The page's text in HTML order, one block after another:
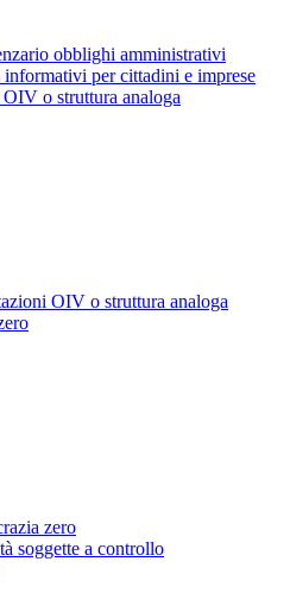
obblighi amministrativi
informativi per cittadini e imprese
o struttura analoga
OIV o struttura analoga
zero
soggette a controllo